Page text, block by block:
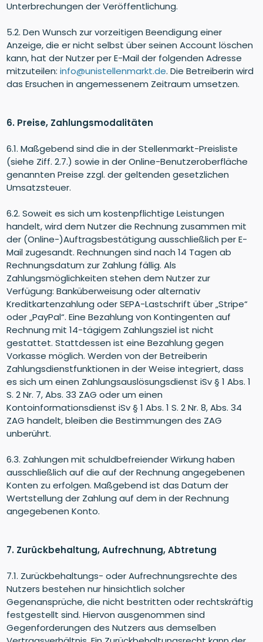
Unterbrechungen der Veröffentlichung.
5.2. Den Wunsch zur vorzeitigen Beendigung einer
Anzeige, die er nicht selbst über seinen Account löschen
kann, hat der Nutzer per E-Mail der folgenden Adresse
mitzuteilen:info@unistellenmarkt.de. Die Betreiberin wird
das Ersuchen in angemessenem Zeitraum umsetzen.
6. Preise, Zahlungsmodalitäten
6.1. Maßgebend sind die in der Stellenmarkt-Preisliste
(siehe Ziff. 2.7.) sowie in der Online-Benutzeroberfläche
genannten Preise zzgl. der geltenden gesetzlichen
Umsatzsteuer.
6.2. Soweit es sich um kostenpflichtige Leistungen
handelt, wird dem Nutzer die Rechnung zusammen mit
der (Online-)Auftragsbestätigung ausschließlich per E-
Mail zugesandt. Rechnungen sind nach 14 Tagen ab
Rechnungsdatum zur Zahlung fällig. Als
Zahlungsmöglichkeiten stehen dem Nutzer zur
Verfügung: Banküberweisung oder alternativ
Kreditkartenzahlung oder SEPA-Lastschrift über „Stripe“
oder „PayPal“. Eine Bezahlung von Kontingenten auf
Rechnung mit 14-tägigem Zahlungsziel ist nicht
gestattet. Stattdessen ist eine Bezahlung gegen
Vorkasse möglich. Werden von der Betreiberin
Zahlungsdienstfunktionen in der Weise integriert, dass
es sich um einen Zahlungsauslösungsdienst iSv § 1 Abs. 1
S. 2 Nr. 7, Abs. 33 ZAG oder um einen
Kontoinformationsdienst iSv § 1 Abs. 1 S. 2 Nr. 8, Abs. 34
ZAG handelt, bleiben die Bestimmungen des ZAG
unberührt.
6.3. Zahlungen mit schuldbefreiender Wirkung haben
ausschließlich auf die auf der Rechnung angegebenen
Konten zu erfolgen. Maßgebend ist das Datum der
Wertstellung der Zahlung auf dem in der Rechnung
angegebenen Konto.
7. Zurückbehaltung, Aufrechnung, Abtretung
7.1. Zurückbehaltungs- oder Aufrechnungsrechte des
Nutzers bestehen nur hinsichtlich solcher
Gegenansprüche, die nicht bestritten oder rechtskräftig
festgestellt sind. Hiervon ausgenommen sind
Gegenforderungen des Nutzers aus demselben